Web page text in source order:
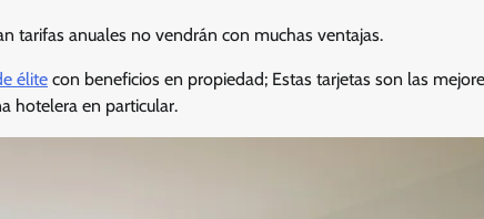
tarifas anuales no vendrán con muchas ventajas.
élite con beneficios en propiedad; Estas tarjetas son las
hotelera en particular.